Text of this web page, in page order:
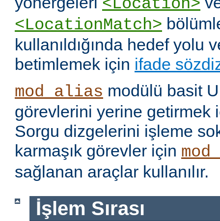
<Location>
<LocationMatch>
kullanıldığında hedef yolu
betimlemek için ifade
mod_alias modülü basit
görevlerini yerine getirmek
Sorgu dizgelerini işleme
karmaşık görevler için
sağlanan araçlar kullanılır.
İşlem Sırası